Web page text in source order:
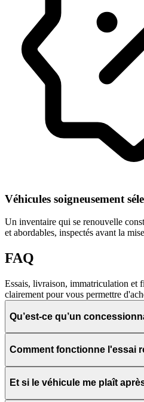
Véhicules soigneusement
Un inventaire qui se renouvelle
et abordables, inspectés avant la
FAQ
Essais, livraison, immatriculation et
clairement pour vous permettre
Qu’est-ce qu’un
Comment fonctionne l'essai
Et si le véhicule me plaît